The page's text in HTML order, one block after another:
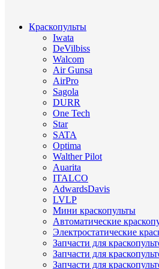
Краскопульты
Iwata
DeVilbiss
Walcom
Air Gunsa
AirPro
Sagola
DURR
One Tech
Star
SATA
Optima
Walther Pilot
Auarita
ITALCO
AdwardsDavis
LVLP
Мини краскопульты
Автоматические
Электростатические
Запчасти для
Запчасти для
Запчасти для